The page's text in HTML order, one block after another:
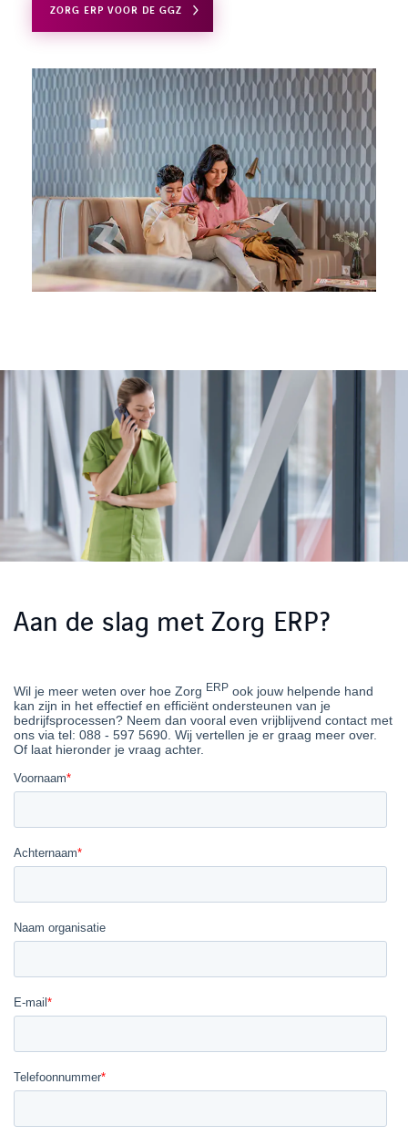
LINKEDINYOUTUBEFACEBOOKTWITTER
ZORG ERP VOOR DE GGZ
Aan de slag met Zorg ERP?